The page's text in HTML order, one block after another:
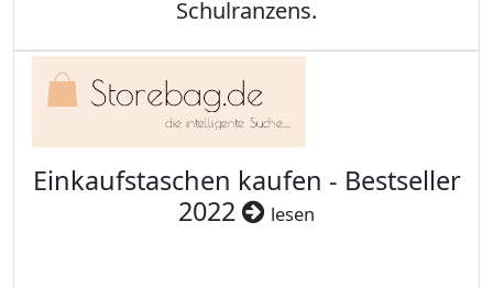
Schulranzens.
Einkaufstaschen kaufen - Bestseller
2022
lesen